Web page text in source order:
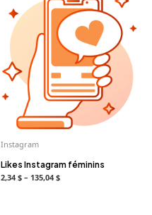
Instagram
Likes Instagram féminins
2,34 $ – 135,04 $